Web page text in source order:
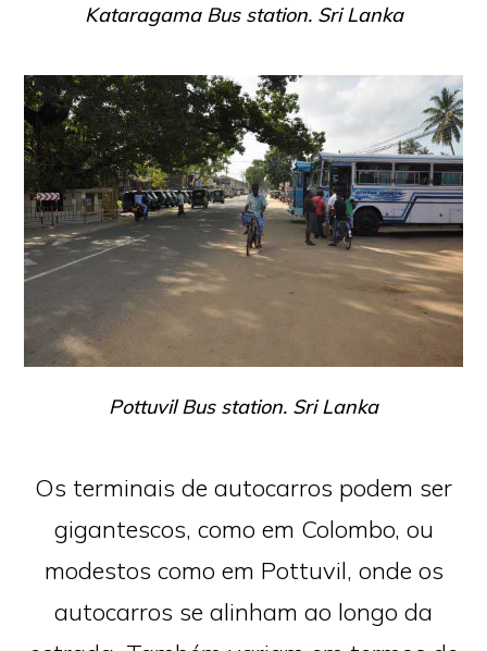
Kataragama Bus station. Sri Lanka
Pottuvil Bus station. Sri Lanka
Os terminais de autocarros podem ser
gigantescos, como em Colombo, ou
modestos como em Pottuvil, onde os
autocarros se alinham ao longo da